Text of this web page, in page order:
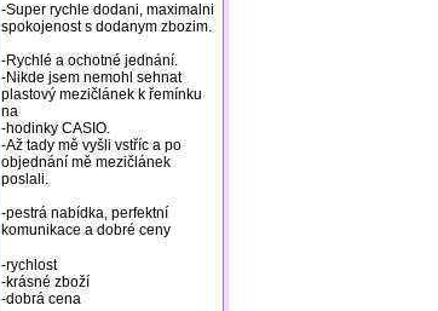
-Super rychle dodani, maximalni
spokojenost s dodanym zbozim.
-Rychlé a ochotné jednání.
-Nikde jsem nemohl sehnat
plastový mezičlánek k řemínku
na
-hodinky CASIO.
-Až tady mě vyšli vstříc a po
objednání mě mezičlánek
poslali.
-pestrá nabídka, perfektní
komunikace a dobré ceny
-rychlost
-krásné zboží
-dobrá cena